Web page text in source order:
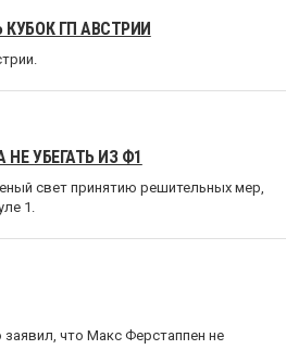
КУБОК ГП АВСТРИИ
УБЕГАТЬ ИЗ Ф1
свет принятию решительных мер,
1.
что Макс Ферстаппен не